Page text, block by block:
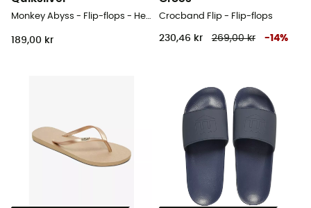
189,00 kr
Crocband Flip - Flip-flops
230,46 kr 269,00 kr -14%